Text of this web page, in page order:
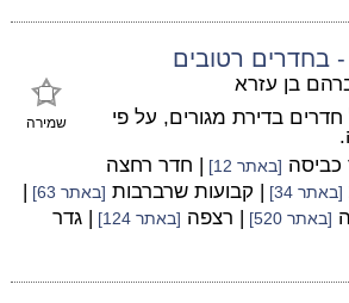
בחדרים רטובים
שמירה
בן עזרא
בדירת מגורים, על פי
כביסה [באתר 12] | חדר רחצה
[באתר 34] | קבועות שרברבות [באתר 63]
|
[באתר 520] | רצפה [באתר 124] | גדר